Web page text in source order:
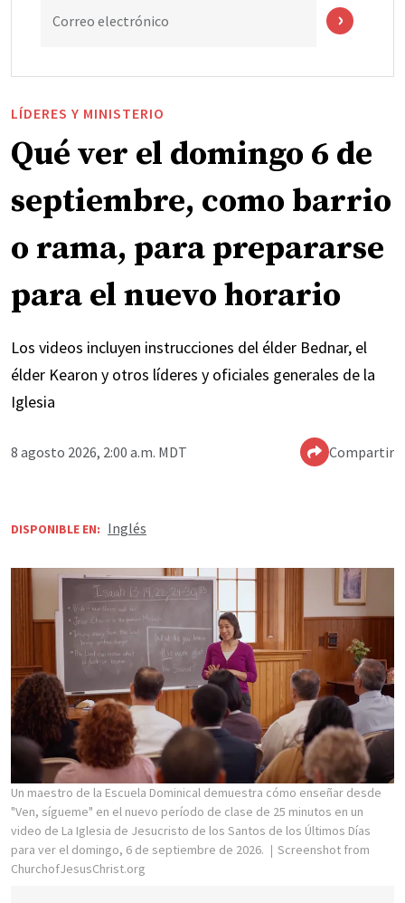
Correo electrónico
LÍDERES Y MINISTERIO
Qué ver el domingo 6 de
septiembre, como barrio
o rama, para prepararse
para el nuevo horario
Los videos incluyen instrucciones del élder Bednar, el
élder Kearon y otros líderes y oficiales generales de la
Iglesia
8 agosto 2026, 2:00 a.m. MDT Compartir
DISPONIBLE EN: Inglés
Un maestro de la Escuela Dominical demuestra cómo enseñar desde
"Ven, sígueme" en el nuevo período de clase de 25 minutos en un
video de La Iglesia de Jesucristo de los Santos de los Últimos Días
para ver el domingo, 6 de septiembre de 2026.
Screenshot from
ChurchofJesusChrist.org